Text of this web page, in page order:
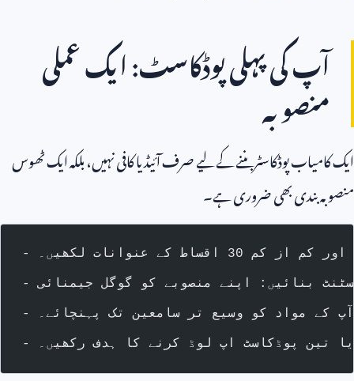
آپ کی پہلی پوڈکاسٹ: ایک عملی
منصوبہ
ایک کامیاب پوڈکاسٹر بننے کے لیے صرف آئیڈیا کافی نہیں، بلکہ ایک ٹھوس
منصوبہ بندی بھی ضروری ہے۔
عنوانات لکھیں۔
کے مواد کو وسیع تر سامعین تک پہنچائے۔
تین پوڈکاسٹ اپ لوڈ کرنے کا ہدف رکھیں۔